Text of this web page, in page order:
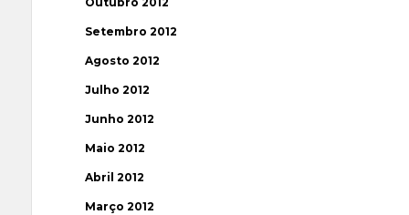
Setembro 2012
Agosto 2012
Julho 2012
Junho 2012
Maio 2012
Abril 2012
Março 2012